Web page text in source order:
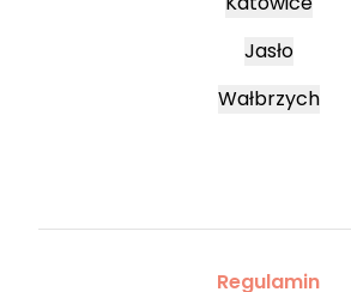
Jasło
Wałbrzych
Regulamin